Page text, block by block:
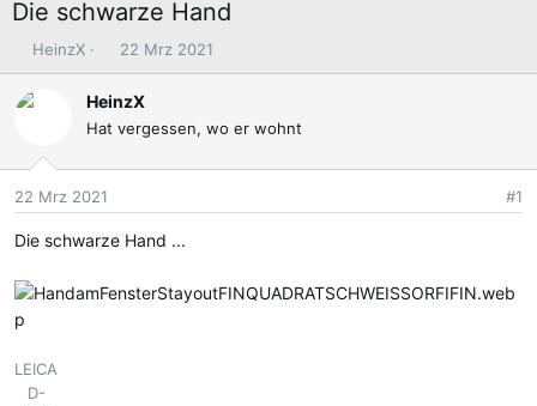
Die schwarze Hand
E
r
s
l
l
e
r
HeinzX
E
r
s
l
t
a
22 Mrz 2021
HeinzX
Hat vergessen, wo er wohnt
22 Mrz 2021 #1
Die schwarze Hand ...
LEICA
D-